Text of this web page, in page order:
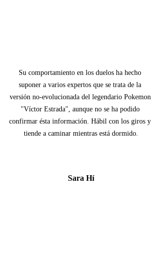
Su comportamiento en los duelos ha hecho
suponer a varios expertos que se trata de la
versión no-evolucionada del legendario Pokemon
"Víctor Estrada", aunque no se ha podido
confirmar ésta información. Hábil con los giros y
tiende a caminar mientras está dormido.
Sara Hí